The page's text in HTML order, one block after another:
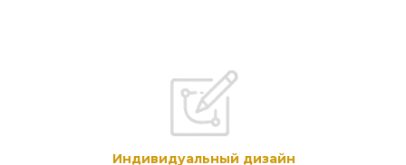
Индивидуальный дизайн